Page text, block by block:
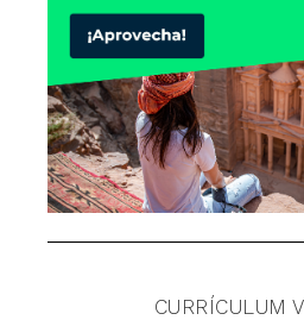
CURRÍCULUM